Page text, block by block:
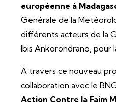
européenne à
Générale de la
différents acteurs de la
Ibis Ankorondrano, pour
A travers ce nouveau
collaboration avec le
Action Contre la Faim